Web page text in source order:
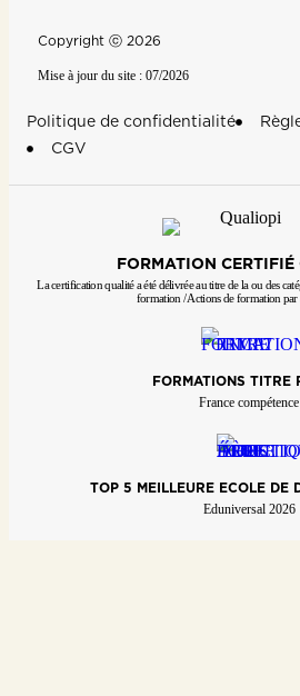
Copyright ⓒ 2026
Mise à jour du site : 07/2026
Politique de confidentialité
CGV
FORMATION CERTIFIÉ
La certification qualité a été délivrée au titre de la ou des
formation / Actions de formation par
FORMATIONS TITRE
France compétence
TOP 5 MEILLEURE ECOLE DE
Eduniversal 2026